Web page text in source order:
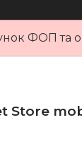
ФОП та
Store